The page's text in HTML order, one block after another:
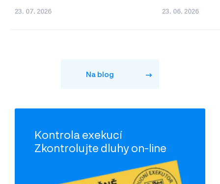
23. 07. 2026 23. 06. 2026
Na blog
Kontrola exekucí
Zkontrolujte dluhy on-line